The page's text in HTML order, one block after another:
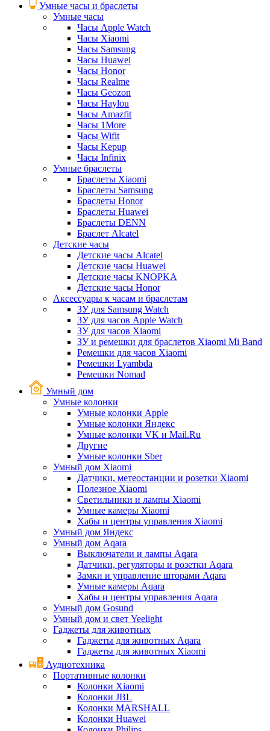
Умные часы и браслеты
Умные часы
Часы Apple Watch
Часы Xiaomi
Часы Samsung
Часы Huawei
Часы Honor
Часы Realme
Часы Geozon
Часы Haylou
Часы Amazfit
Часы 1More
Часы Wifit
Часы Kepup
Часы Infinix
Умные браслеты
Браслеты Xiaomi
Браслеты Samsung
Браслеты Honor
Браслеты Huawei
Браслеты DENN
Браслет Alcatel
Детские часы
Детские часы Alcatel
Детские часы Huawei
Детские часы KNOPKA
Детские часы Honor
Аксессуары к часам и браслетам
ЗУ для Samsung Watch
ЗУ для часов Apple Watch
ЗУ для часов Xiaomi
ЗУ и ремешки для браслетов Xiaomi Mi Band
Ремешки для часов Xiaomi
Ремешки Lyambda
Ремешки Nomad
Умный дом
Умные колонки
Умные колонки Apple
Умные колонки Яндекс
Умные колонки VK и Mail.Ru
Другие
Умные колонки Sber
Умный дом Xiaomi
Датчики, метеостанции и розетки Xiaomi
Полезное Xiaomi
Светильники и лампы Xiaomi
Умные камеры Xiaomi
Хабы и центры управления Xiaomi
Умный дом Яндекс
Умный дом Aqara
Выключатели и лампы Aqara
Датчики, регуляторы и розетки Aqara
Замки и управление шторами Aqara
Умные камеры Aqara
Хабы и центры управления Aqara
Умный дом Gosund
Умный дом и свет Yeelight
Гаджеты для животных
Гаджеты для животных Aqara
Гаджеты для животных Xiaomi
Аудиотехника
Портативные колонки
Колонки Xiaomi
Колонки JBL
Колонки MARSHALL
Колонки Huawei